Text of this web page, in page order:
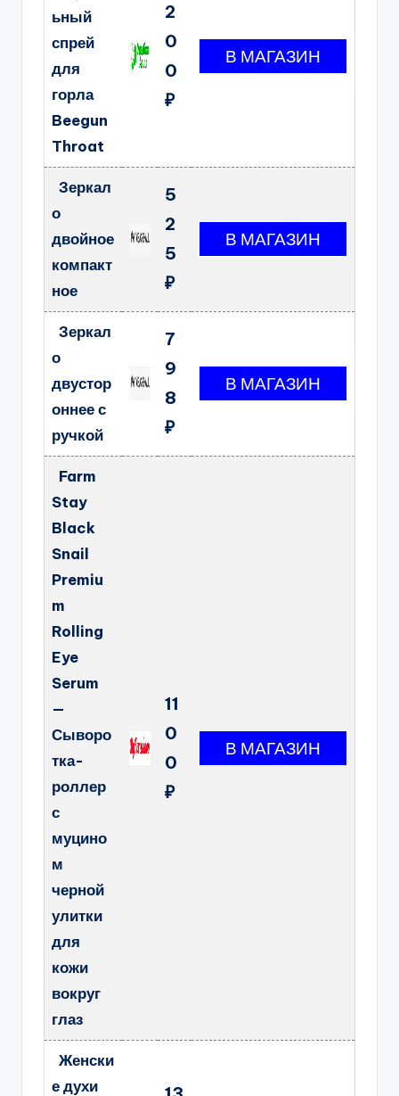
ьный
спрей
для
горла
Beegun
Throat
2
0
0
₽
Зеркал
о
двойное
компакт
ное
5
2
5
₽
Зеркал
о
двустор
оннее с
ручкой
7
9
8
₽
Farm
Stay
Black
Snail
Premiu
m
Rolling
Eye
Serum
—
Сыворо
тка-
роллер
с
муцино
м
черной
улитки
для
кожи
вокруг
глаз
11
0
0
₽
Женски
е духи